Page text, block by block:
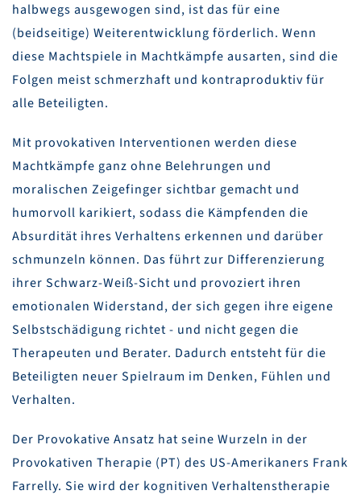
halbwegs ausgewogen sind, ist das für eine
(beidseitige) Weiterentwicklung förderlich. Wenn
diese Machtspiele in Machtkämpfe ausarten, sind die
Folgen meist schmerzhaft und kontraproduktiv für
alle Beteiligten.
Mit provokativen Interventionen werden diese
Machtkämpfe ganz ohne Belehrungen und
moralischen Zeigefinger sichtbar gemacht und
humorvoll karikiert, sodass die Kämpfenden die
Absurdität ihres Verhaltens erkennen und darüber
schmunzeln können. Das führt zur Differenzierung
ihrer Schwarz-Weiß-Sicht und provoziert ihren
emotionalen Widerstand, der sich gegen ihre eigene
Selbstschädigung richtet - und nicht gegen die
Therapeuten und Berater. Dadurch entsteht für die
Beteiligten neuer Spielraum im Denken, Fühlen und
Verhalten.
Der Provokative Ansatz hat seine Wurzeln in der
Provokativen Therapie (PT) des US-Amerikaners Frank
Farrelly. Sie wird der kognitiven Verhaltenstherapie